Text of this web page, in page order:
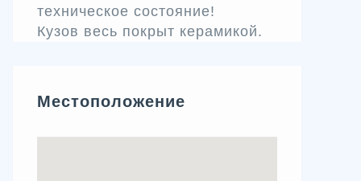
техническое состояние!
Кузов весь покрыт керамикой.
Местоположение